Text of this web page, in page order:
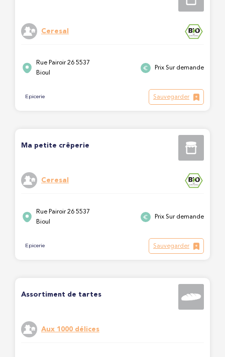
Ceresal
Rue Pairoir 26 5537
Bioul
Prix Sur demande
Epicerie Sauvegarder
Ma petite crêperie
Ceresal
Rue Pairoir 26 5537
Bioul
Prix Sur demande
Epicerie Sauvegarder
Assortiment de tartes
Aux 1000 délices